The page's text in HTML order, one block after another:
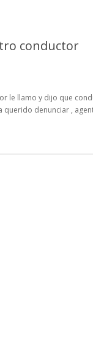
conductor
le llamo y dijo que
denunciar ,